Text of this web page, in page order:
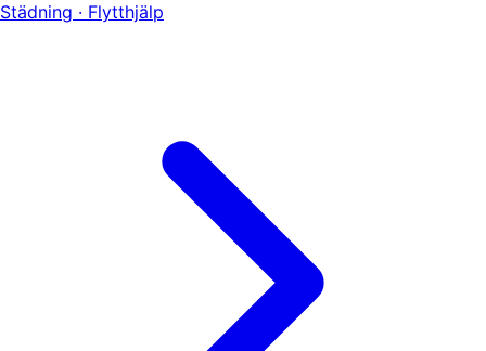
Städning · Flytthjälp